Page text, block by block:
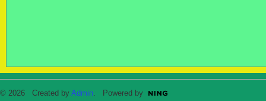
© 2026 Created by Admin . Powered by